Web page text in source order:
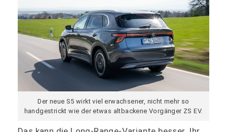
Der neue S5 wirkt viel erwachsener, nicht mehr so
handgestrickt wie der etwas altbackene Vorgänger ZS EV.